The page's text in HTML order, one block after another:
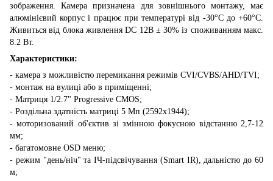
зображення. Камера призначена для зовнішнього монтажу, має
алюмінієвий корпус і працює при температурі від -30°C до +60°C.
Живиться від блока живлення DC 12В ± 30% із споживанням макс.
8.2 Вт.
Характеристики:
- камера з можливістю перемикання режимів CVI/CVBS/AHD/TVI;
- монтаж на вулиці або в приміщенні;
- Матриця 1/2.7" Progressive CMOS;
- Роздільна здатність матриці 5 Мп (2592х1944);
- моторизований об'єктив зі змінною фокусною відстанню 2,7-12
мм;
- багатомовне OSD меню;
- режим "день/ніч" та ІЧ-підсвічування (Smart IR), дальністю до 60
м;